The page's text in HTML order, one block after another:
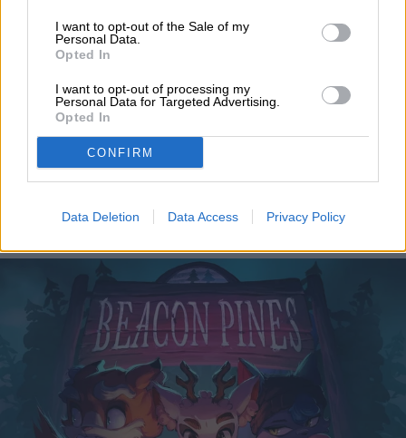
I want to opt-out of the Sale of my
Personal Data.
Opted In
I want to opt-out of processing my
Personal Data for Targeted Advertising.
Opted In
CONFIRM
Data Deletion Data Access Privacy Policy
VIDEOJUEGOS
Dos nuevos juegos gratis
en la Epic Games Store
hasta el 13 de agosto